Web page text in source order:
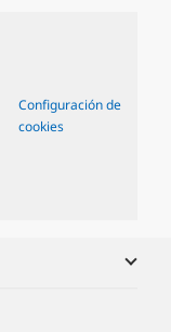
Configuración de
cookies